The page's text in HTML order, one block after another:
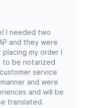
I needed two
and they were
my order I
to be notarized
service
and were
and will be
translated.